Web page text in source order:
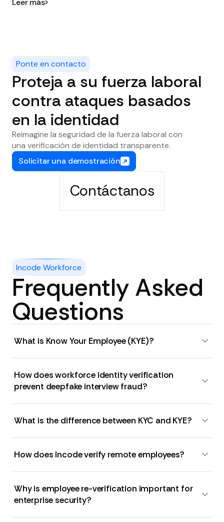
Ponte en contacto
Proteja a su fuerza laboral
contra ataques basados
en la identidad
Reimagine la seguridad de la fuerza laboral con
una verificación de identidad transparente.
Solicitar una demostración
Contáctanos
Incode Workforce
Frequently Asked
Questions
What is Know Your Employee (KYE)?
How does workforce identity verification
prevent deepfake interview fraud?
What is the difference between KYC and KYE?
How does Incode verify remote employees?
Why is employee re-verification important for
enterprise security?